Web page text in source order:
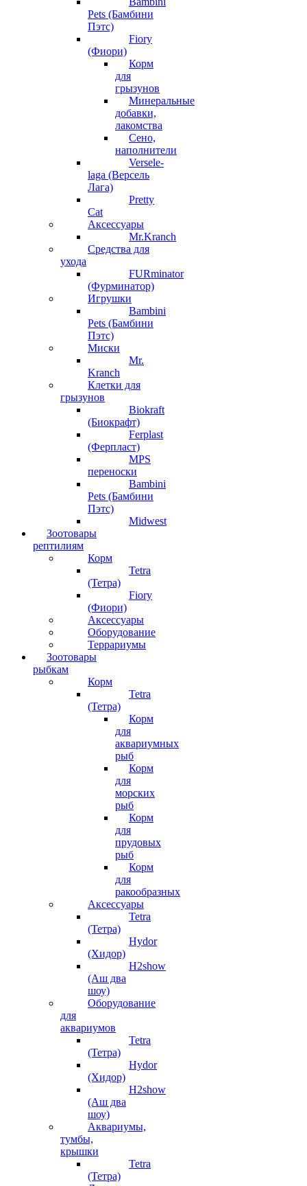
Pets (Бамбини
Пэтс)
Fiory
(Фиори)
Корм
для
грызунов
Минеральные
добавки,
лакомства
Сено,
наполнители
Versele-
laga (Версель
Лага)
Pretty
Cat
Аксессуары
Mr.Kranch
Средства для
ухода
FURminator
(Фурминатор)
Игрушки
Bambini
Pets (Бамбини
Пэтс)
Миски
Mr.
Kranch
Клетки для
грызунов
Biokraft
(Биокрафт)
Ferplast
(Ферпласт)
MPS
переноски
Bambini
Pets (Бамбини
Пэтс)
Midwest
Зоотовары
рептилиям
Корм
Tetra
(Тетра)
Fiory
(Фиори)
Аксессуары
Оборудование
Террариумы
Зоотовары
рыбкам
Корм
Tetra
(Тетра)
Корм
для
аквариумных
рыб
Корм
для
морских
рыб
Корм
для
прудовых
рыб
Корм
для
ракообразных
Аксессуары
Tetra
(Тетра)
Hydor
(Хидор)
H2show
(Аш два
шоу)
Оборудование
для
аквариумов
Tetra
(Тетра)
Hydor
(Хидор)
H2show
(Аш два
шоу)
Аквариумы,
тумбы,
крышки
Tetra
(Тетра)